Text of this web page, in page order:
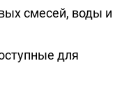
смесей, воды и
для